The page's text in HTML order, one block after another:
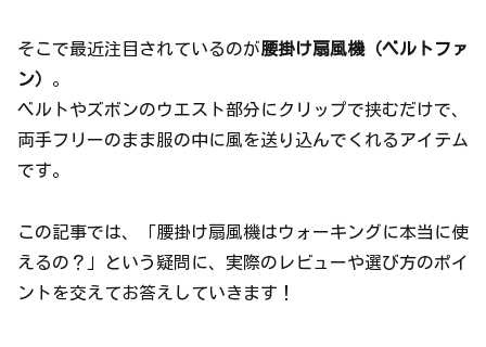
そこで最近注目されているのが腰掛け扇風機（ベルトファ
ン） 。
ベルトやズボンのウエスト部分にクリップで挟むだけで、
両手フリーのまま服の中に風を送り込んでくれるアイテム
です。
この記事では、「腰掛け扇風機はウォーキングに本当に使
えるの？」という疑問に、実際のレビューや選び方のポイ
ントを交えてお答えしていきます！